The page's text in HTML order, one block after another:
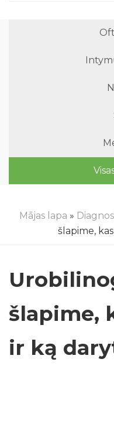
Mājas lapa »
šlapime,
šlapime,
ir ką